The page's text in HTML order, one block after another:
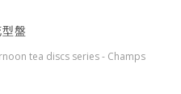
盤
tea discs series - Champs